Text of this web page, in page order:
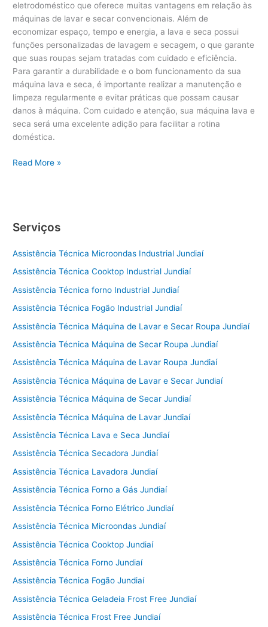
eletrodoméstico que oferece muitas vantagens em relação às
máquinas de lavar e secar convencionais. Além de
economizar espaço, tempo e energia, a lava e seca possui
funções personalizadas de lavagem e secagem, o que garante
que suas roupas sejam tratadas com cuidado e eficiência.
Para garantir a durabilidade e o bom funcionamento da sua
máquina lava e seca, é importante realizar a manutenção e
limpeza regularmente e evitar práticas que possam causar
danos à máquina. Com cuidado e atenção, sua máquina lava e
seca será uma excelente adição para facilitar a rotina
doméstica.
Quais
lava
seca?
Read More »
Serviços
Assistência Técnica Microondas Industrial Jundiaí
Assistência Técnica Cooktop Industrial Jundiaí
Assistência Técnica forno Industrial Jundiaí
Assistência Técnica Fogão Industrial Jundiaí
Assistência Técnica Máquina de Lavar e Secar Roupa Jundiaí
Assistência Técnica Máquina de Secar Roupa Jundiaí
Assistência Técnica Máquina de Lavar Roupa Jundiaí
Assistência Técnica Máquina de Lavar e Secar Jundiaí
Assistência Técnica Máquina de Secar Jundiaí
Assistência Técnica Máquina de Lavar Jundiaí
Assistência Técnica Lava e Seca Jundiaí
Assistência Técnica Secadora Jundiaí
Assistência Técnica Lavadora Jundiaí
Assistência Técnica Forno a Gás Jundiaí
Assistência Técnica Forno Elétrico Jundiaí
Assistência Técnica Microondas Jundiaí
Assistência Técnica Cooktop Jundiaí
Assistência Técnica Forno Jundiaí
Assistência Técnica Fogão Jundiaí
Assistência Técnica Geladeia Frost Free Jundiaí
Assistência Técnica Frost Free Jundiaí